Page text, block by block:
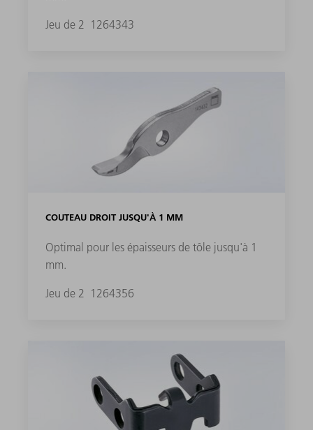
Jeu de 2 1264343
COUTEAU DROIT JUSQU'À 1 MM
Optimal pour les épaisseurs de tôle jusqu'à 1
mm.
Jeu de 2 1264356